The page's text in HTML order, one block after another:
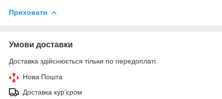
Приховати
Умови доставки
Доставка здійснюється тільки по передоплаті.
Нова Пошта
Доставка кур'єром